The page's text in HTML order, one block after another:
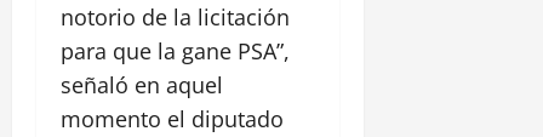
notorio de la licitación
para que la gane PSA”,
señaló en aquel
momento el diputado